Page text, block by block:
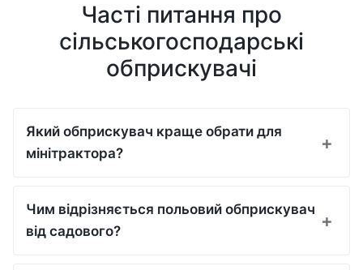
Часті питання про
сільськогосподарські
обприскувачі
Який обприскувач краще обрати для
мінітрактора?
Чим відрізняється польовий обприскувач
від садового?